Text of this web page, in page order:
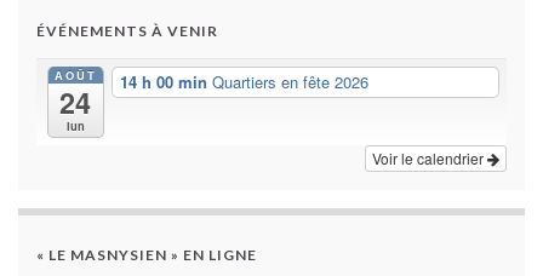
ÉVÉNEMENTS À VENIR
AOÛT
24
lun
14 h 00 min Quartiers en fête 2026
Voir le calendrier
« LE MASNYSIEN » EN LIGNE